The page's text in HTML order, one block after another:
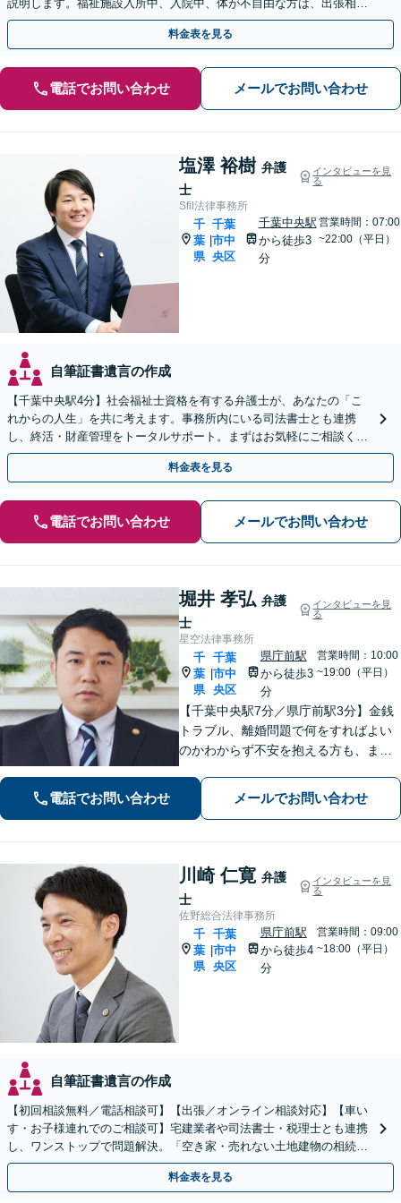
説明します。福祉施設入所中、入院中、体が不自由な方は、出張相談
なども柔軟に対応します【休日／夜間面談OK】
料金表を見る
電話でお問い合わせ メールでお問い合わせ
塩澤 裕樹 弁護
士
インタビューを見
る
Sfil法律事務所
千
葉
県
千葉
市中
央区
千葉中央駅
から徒歩3
分
営業時間：07:00
~22:00（平日）
自筆証書遺言の作成
【千葉中央駅4分】社会福祉士資格を有する弁護士が、あなたの「こ
れからの人生」を共に考えます。事務所内にいる司法書士とも連携
し、終活・財産管理をトータルサポート。まずはお気軽にご相談くだ
さい【休日・夜間相談可】【出張相談も柔軟に対応】
料金表を見る
電話でお問い合わせ メールでお問い合わせ
堀井 孝弘 弁護
士
インタビューを見
る
星空法律事務所
千
葉
県
千葉
市中
央区
県庁前駅
から徒歩3
分
営業時間：10:00
~19:00（平日）
【千葉中央駅7分／県庁前駅3分】金銭
トラブル、離婚問題で何をすればよい
のかわからず不安を抱える方も、まず
故：軽微に見えるケガでも、裁判基準
で算定すれば賠償額が大幅に増額され
電話でお問い合わせ メールでお問い合わせ
川崎 仁寛 弁護
士
インタビューを見
る
佐野総合法律事務所
千
葉
県
千葉
市中
央区
県庁前駅
から徒歩4
分
営業時間：09:00
~18:00（平日）
自筆証書遺言の作成
【初回相談無料／電話相談可】【出張／オンライン相談対応】【車い
す・お子様連れでのご相談可】宅建業者や司法書士・税理士とも連携
し、ワンストップで問題解決。「空き家・売れない土地建物の相続／
権利関係が複雑な不動産相続もお任せください」
料金表を見る